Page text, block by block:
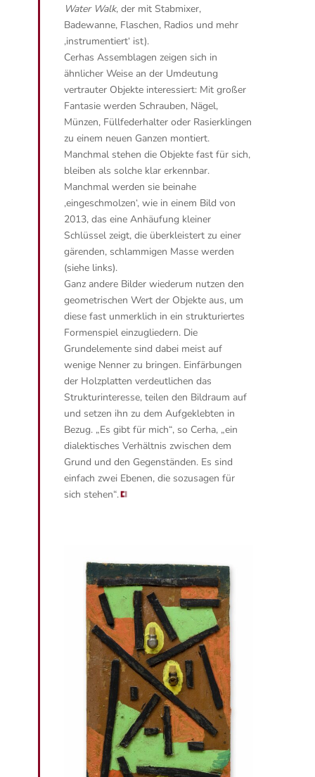
Water Walk, der mit Stabmixer,
Badewanne, Flaschen, Radios und mehr
‚instrumentiert‘ ist).
Cerhas Assemblagen zeigen sich in
ähnlicher Weise an der Umdeutung
vertrauter Objekte interessiert: Mit großer
Fantasie werden Schrauben, Nägel,
Münzen, Füllfederhalter oder Rasierklingen
zu einem neuen Ganzen montiert.
Manchmal stehen die Objekte fast für sich,
bleiben als solche klar erkennbar.
Manchmal werden sie beinahe
‚eingeschmolzen‘, wie in einem Bild von
2013, das eine Anhäufung kleiner
Schlüssel zeigt, die überkleistert zu einer
gärenden, schlammigen Masse werden
(siehe links).
Ganz andere Bilder wiederum nutzen den
geometrischen Wert der Objekte aus, um
diese fast unmerklich in ein strukturiertes
Formenspiel einzugliedern. Die
Grundelemente sind dabei meist auf
wenige Nenner zu bringen. Einfärbungen
der Holzplatten verdeutlichen das
Strukturinteresse, teilen den Bildraum auf
und setzen ihn zu dem Aufgeklebten in
Bezug. „Es gibt für mich“, so Cerha, „ein
dialektisches Verhältnis zwischen dem
Grund und den Gegenständen. Es sind
einfach zwei Ebenen, die sozusagen für
sich stehen“.